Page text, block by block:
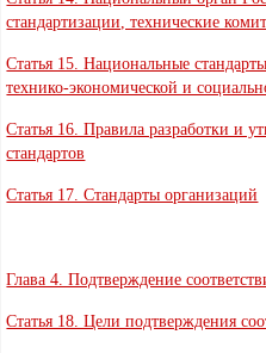
стандартизации, технические
Статья 15. Национальные
технико-экономической и
Статья 16. Правила разработки и
стандартов
Статья 17. Стандарты организаций
Глава 4. Подтверждение
Статья 18. Цели подтверждения